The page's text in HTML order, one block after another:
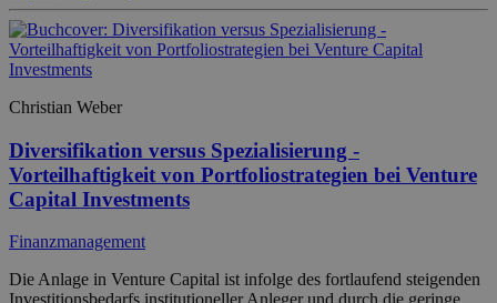
Christian Weber
Diversifikation versus Spezialisierung -
Vorteilhaftigkeit von Portfoliostrategien bei Venture
Capital Investments
Finanzmanagement
Die Anlage in Venture Capital ist infolge des fortlaufend steigenden